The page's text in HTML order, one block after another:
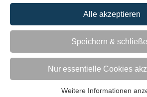
Alle akzeptieren
Speichern &
Nur essentielle Cookies
Weitere Informationen